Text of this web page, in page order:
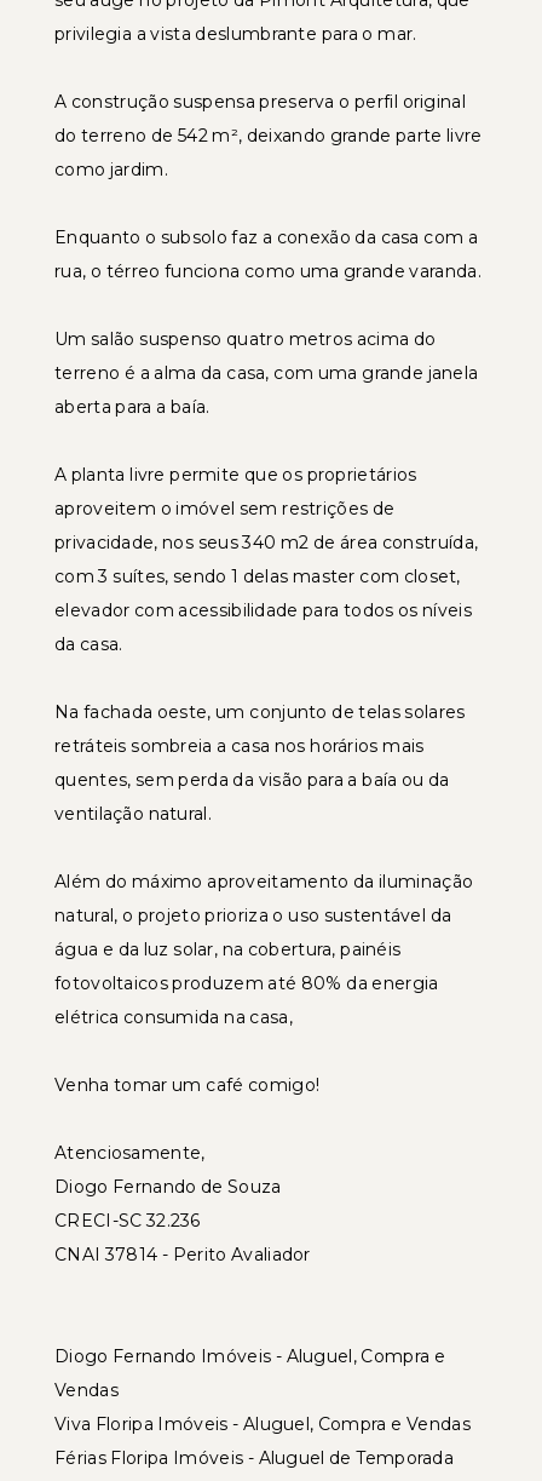
privilegia a vista deslumbrante para o mar.
A construção suspensa preserva o perfil original
do terreno de 542 m², deixando grande parte livre
como jardim.
Enquanto o subsolo faz a conexão da casa com a
rua, o térreo funciona como uma grande varanda.
Um salão suspenso quatro metros acima do
terreno é a alma da casa, com uma grande janela
aberta para a baía.
A planta livre permite que os proprietários
aproveitem o imóvel sem restrições de
privacidade, nos seus 340 m2 de área construída,
com 3 suítes, sendo 1 delas master com closet,
elevador com acessibilidade para todos os níveis
da casa.
Na fachada oeste, um conjunto de telas solares
retráteis sombreia a casa nos horários mais
quentes, sem perda da visão para a baía ou da
ventilação natural.
Além do máximo aproveitamento da iluminação
natural, o projeto prioriza o uso sustentável da
água e da luz solar, na cobertura, painéis
fotovoltaicos produzem até 80% da energia
elétrica consumida na casa,
Venha tomar um café comigo!
Atenciosamente,
Diogo Fernando de Souza
CRECI-SC 32.236
CNAI 37814 - Perito Avaliador
Diogo Fernando Imóveis - Aluguel, Compra e
Vendas
Viva Floripa Imóveis - Aluguel, Compra e Vendas
Férias Floripa Imóveis - Aluguel de Temporada